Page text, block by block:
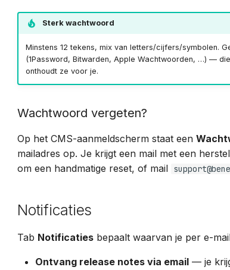
Sterk wachtwoord
Minstens 12 tekens, mix van letters/cijfers/symbolen.
(1Password, Bitwarden, Apple Wachtwoorden, …) —
onthoudt ze voor je.
Wachtwoord vergeten?
Op het CMS-aanmeldscherm staat een
mailadres op. Je krijgt een mail met een
om een handmatige reset, of mail
Notificaties
Tab Notificaties bepaalt waarvan je per e-
Ontvang release notes via email — je